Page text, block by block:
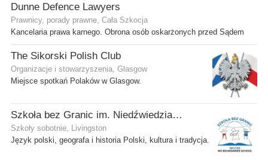
Dunne Defence Lawyers
Prawnicy, porady prawne, Cała Szkocja
Kancelaria prawa karnego. Obrona osób oskarżonych przed Sądem
The Sikorski Polish Club
Organizacje i stowarzyszenia, Glasgow
Miejsce spotkań Polaków w Glasgow.
Szkoła bez Granic im. Niedźwiedzia Wojtka
Szkoły sobotnie, Livingston
Język polski, geografa i historia Polski, kultura i tradycja.